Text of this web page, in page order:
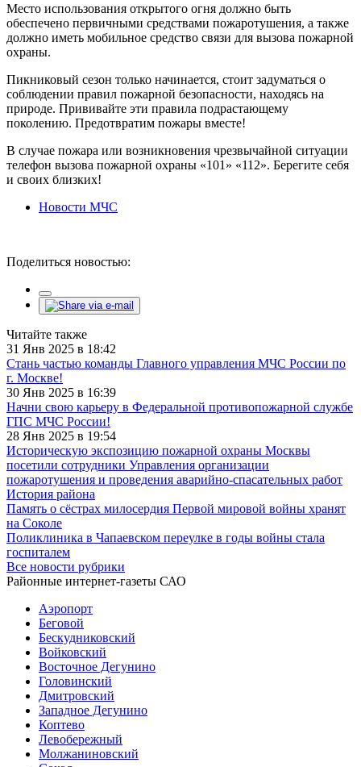
Место использования открытого огня должно быть
обеспечено первичными средствами пожаротушения, а также
должно иметь мобильное средство связи для вызова пожарной
охраны.
Пикниковый сезон только начинается, стоит задуматься о
соблюдении правил пожарной безопасности, находясь на
природе. Прививайте эти правила подрастающему
поколению. Предотвратим пожары вместе!
В случае пожара или возникновения чрезвычайной ситуации
телефон вызова пожарной охраны «101» «112». Берегите себя
и своих близких!
Новости МЧС
Поделиться новостью:
Читайте также
31 Янв 2025 в 18:42
Стань частью команды Главного управления МЧС России по
г. Москве!
30 Янв 2025 в 16:39
Начни свою карьеру в Федеральной противопожарной службе
ГПС МЧС России!
28 Янв 2025 в 19:54
Историческую экспозицию пожарной охраны Москвы
посетили сотрудники Управления организации
пожаротушения и проведения аварийно-спасательных работ
История района
Память о сёстрах милосердия Первой мировой войны хранят
на Соколе
Поликлиника в Чапаевском переулке в годы войны стала
госпиталем
Все новости рубрики
Районные интернет-газеты САО
Аэропорт
Беговой
Бескудниковский
Войковский
Восточное Дегунино
Головинский
Дмитровский
Западное Дегунино
Коптево
Левобережный
Молжаниновский